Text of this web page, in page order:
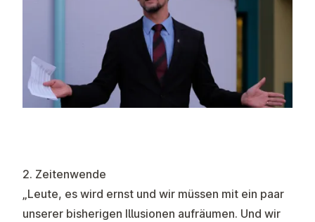
2. Zeitenwende
„Leute, es wird ernst und wir müssen mit ein paar
unserer bisherigen Illusionen aufräumen. Und wir